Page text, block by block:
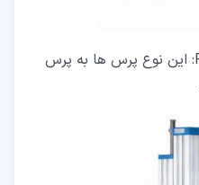
پرس هیدروپنوماتیک PNK: این نوع پرس ها به پرس